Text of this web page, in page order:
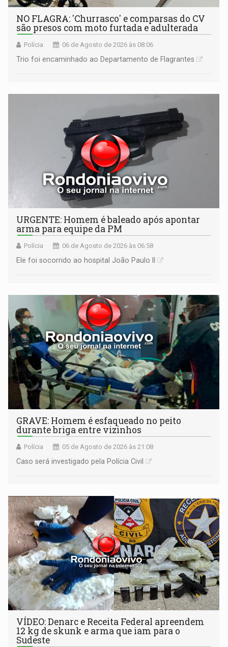
NO FLAGRA: 'Churrasco' e comparsas do CV
são presos com moto furtada e adulterada
Polícia 06 de Agosto de 2026 às 08:06
Trio foi encaminhado ao Departamento de Flagrantes
URGENTE: Homem é baleado após apontar
arma para equipe da PM
Polícia 06 de Agosto de 2026 às 06:58
Ele foi socorrido ao hospital João Paulo II
GRAVE: Homem é esfaqueado no peito
durante briga entre vizinhos
Polícia 05 de Agosto de 2026 às 21:08
Caso será investigado pela Polícia Civil
VÍDEO: Denarc e Receita Federal apreendem
12 kg de skunk e arma que iam para o
Sudeste